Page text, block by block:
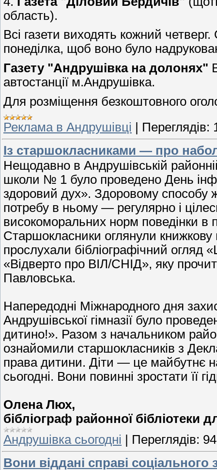
область).
Всі газети виходять кожний
понеділка, щоб воно було
Газету "Андрушівка на долонях"
автостанції м.Андрушівка.
Для розміщення безкоштовного
Реклама в Андрушівці
Переглядів:
Із старшокласниками — про
Нещодавно в Андрушівській
школи № 1 було проведено День
здоровий дух». Здоровому способу
потребу в ньому — регулярно і
високоморальних норм поведінки в
Старшокласники оглянули книжкову
прослухали бібліографічний огляд
«Відверто про ВІЛ/СНІД», яку
Павловська.
Напередодні Міжнародного дня
Андрушівської гімназії було
дитино!». Разом з начальником
ознайомили старшокласників з
права дитини. Діти — це майбутнє
сьогодні. Вони повинні зростати її
Олена Люх,
бібліограф районної бібліотеки
Андрушівка сьогодні
Переглядів:
Вони віддані справі соціального